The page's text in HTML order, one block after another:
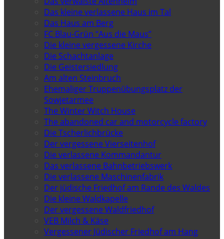
Das kleine verlassene Haus im Tal
Das Haus am Berg
FC Blau-Grün “Aus die Maus”
Die kleine vergessene Kirche
Die Schachtanlage
Die Geistersiedlung
Am alten Steinbruch
Ehemaliger Truppenübungsplatz der
Sowjetarmee
The Winter Witch House
The abandoned car and motorcycle factory
Die Tscherlichbrücke
Der vergessene Vierseitenhof
Die verlassene Kommandantur
Das verlassene Bahnbetriebswerk
Die verlassene Maschinenfabrik
Der jüdische Friedhof am Rande des Waldes
Die kleine Waldkapelle
Der vergessene Waldfriedhof
VEB Milch & Käse
Vergessener Jüdischer Friedhof am Hang